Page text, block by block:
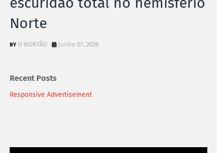
Norte
O NORTÃO junho 07, 2026
Recent Posts
Responsive Advertisement